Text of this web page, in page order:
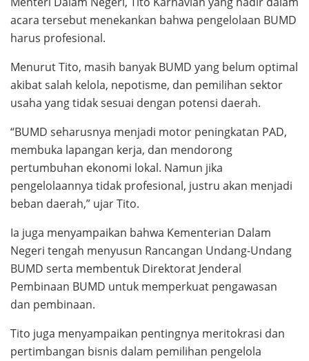
acara tersebut menekankan bahwa pengelolaan BUMD
harus profesional.
Menurut Tito, masih banyak BUMD yang belum optimal
akibat salah kelola, nepotisme, dan pemilihan sektor
usaha yang tidak sesuai dengan potensi daerah.
“BUMD seharusnya menjadi motor peningkatan PAD,
membuka lapangan kerja, dan mendorong
pertumbuhan ekonomi lokal. Namun jika
pengelolaannya tidak profesional, justru akan menjadi
beban daerah,” ujar Tito.
Ia juga menyampaikan bahwa Kementerian Dalam
Negeri tengah menyusun Rancangan Undang-Undang
BUMD serta membentuk Direktorat Jenderal
Pembinaan BUMD untuk memperkuat pengawasan
dan pembinaan.
Tito juga menyampaikan pentingnya meritokrasi dan
pertimbangan bisnis dalam pemilihan pengelola